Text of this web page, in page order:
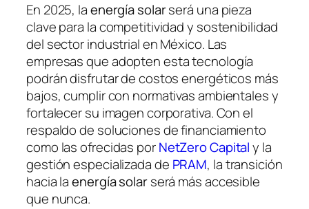
En 2025, laenergía solarserá una pieza
clave para la competitividad y sostenibilidad
del sector industrial en México. Las
empresas que adopten esta tecnología
podrán disfrutar de costos energéticos más
bajos, cumplir con normativas ambientales y
fortalecer su imagen corporativa. Con el
respaldo de soluciones de financiamiento
como las ofrecidas porNetZero Capitaly la
gestión especializada de PRAM, la transición
hacia laenergía solarserá más accesible
que nunca.